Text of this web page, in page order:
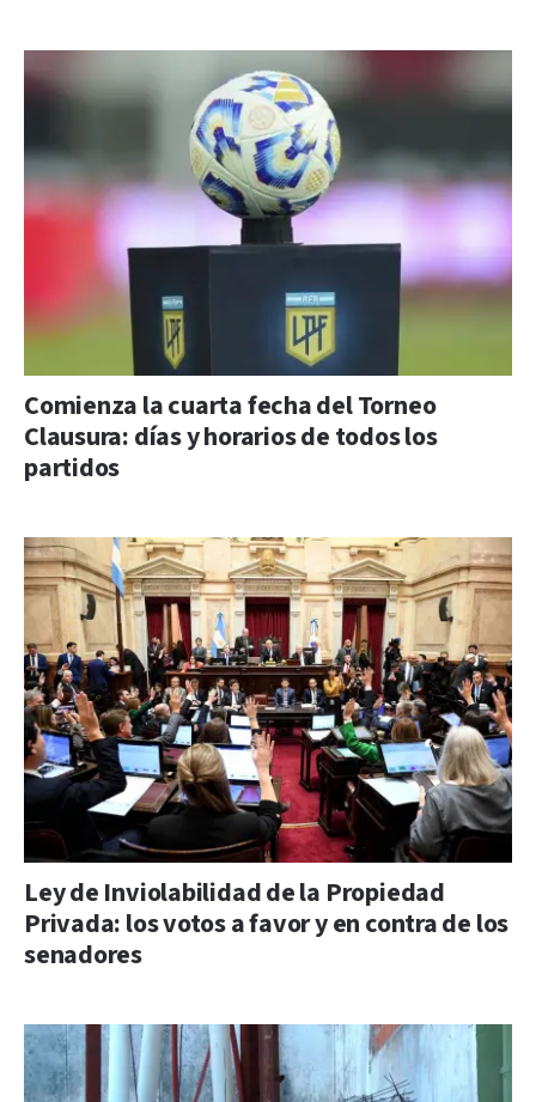
Comienza la cuarta fecha del Torneo
Clausura: días y horarios de todos los
partidos
Ley de Inviolabilidad de la Propiedad
Privada: los votos a favor y en contra de los
senadores